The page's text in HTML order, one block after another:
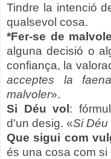
Tindre la intenció
qualsevol cosa.
*Fer-se de
alguna decisió o
confiança, la
acceptes la
malvoler».
Si Déu vol:
d'un desig. «Si Déu
Que sigui com
és una cosa com si